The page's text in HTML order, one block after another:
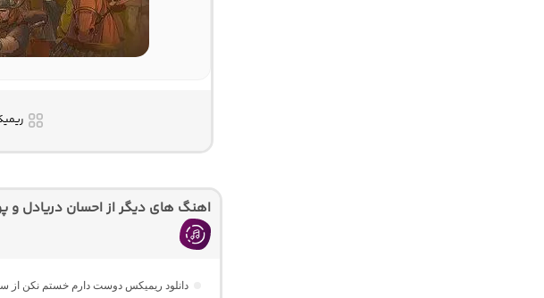
اهنگ های دیگر از احسان دریادل و
دانلود ریمیکس دوست دارم خستم نکن از